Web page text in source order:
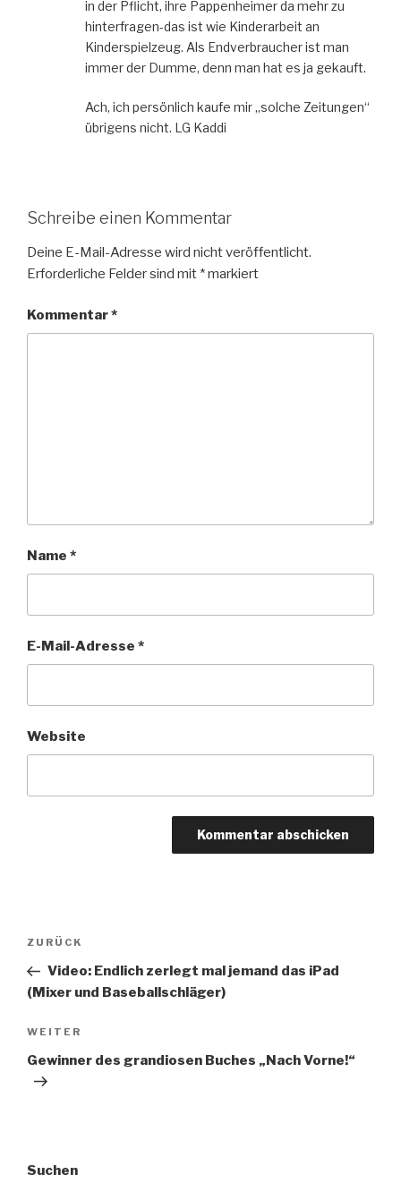
in der Pflicht, ihre Pappenheimer da mehr zu
hinterfragen-das ist wie Kinderarbeit an
Kinderspielzeug. Als Endverbraucher ist man
immer der Dumme, denn man hat es ja gekauft.
Ach, ich persönlich kaufe mir „solche Zeitungen“
übrigens nicht. LG Kaddi
Schreibe einen Kommentar
Deine E-Mail-Adresse wird nicht veröffentlicht.
Erforderliche Felder sind mit *markiert
Kommentar*
Name *
E-Mail-Adresse *
Website
Beitragsnavigation
Vorheriger
Beitrag
ZURÜCK
Video: Endlich zerlegt mal jemand das iPad
(Mixer und Baseballschläger)
Nächster
Beitrag
WEITER
Gewinner des grandiosen Buches „Nach Vorne!“
Suchen